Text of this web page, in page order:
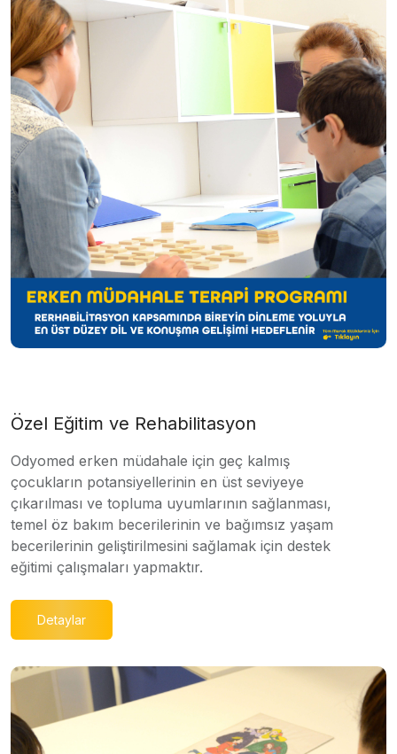
Özel Eğitim ve Rehabilitasyon
Odyomed erken müdahale için geç kalmış
çocukların potansiyellerinin en üst seviyeye
çıkarılması ve topluma uyumlarının sağlanması,
temel öz bakım becerilerinin ve bağımsız yaşam
becerilerinin geliştirilmesini sağlamak için destek
eğitimi çalışmaları yapmaktır.
Detaylar